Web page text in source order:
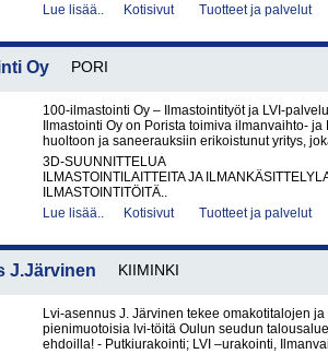
Lue lisää..
Kotisivut Tuotteet ja palvelut
Oy PORI
100-ilmastointi Oy – Ilmastointityöt ja LVI-
Ilmastointi Oy on Porista toimiva ilmanvaihto-
huoltoon ja saneerauksiin erikoistunut yritys,
3D-SUUNNITTELUA
ILMASTOINTILAITTEITA JA
ILMASTOINTITÖITÄ..
Lue lisää..
Kotisivut Tuotteet ja palvelut
J.Järvinen KIIMINKI
Lvi-asennus J. Järvinen tekee omakotitalojen
pienimuotoisia lvi-töitä Oulun seudun
ehdoilla! - Putkiurakointi; LVI –urakointi,